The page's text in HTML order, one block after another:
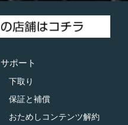
サポート
下取り
保証と補償
おためしコンテンツ解約